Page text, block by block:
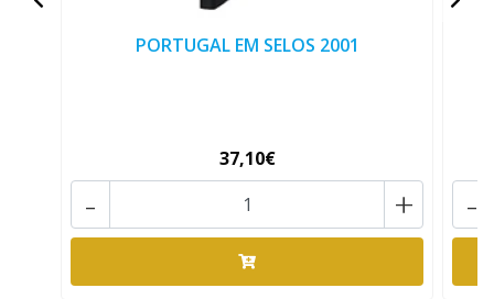
PORTUGAL EM SELOS 2001
37,10€
+
- -